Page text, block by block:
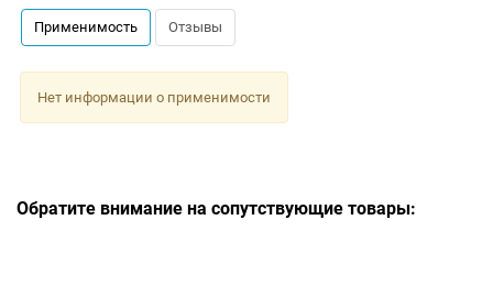
Применимость Отзывы
Нет информации о применимости
Обратите внимание на сопутствующие товары: